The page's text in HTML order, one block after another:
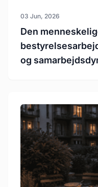
03 Jun, 2026
Den
og